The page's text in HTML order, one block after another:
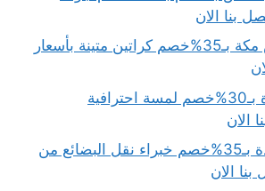
بنا الان
كراتين نقل عفش مكة بـ35%خصم كراتين متينة بأسعار
توصيل عفش جدة بـ30%خصم لمسة احترافية
الان
نقل بضائع من جدة بـ35%خصم خبراء نقل البضائع من
الان